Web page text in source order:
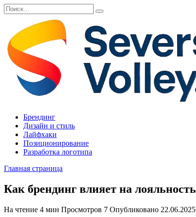
Перейти
к
содержанию
Search
for:
Брендинг
Дизайн и стиль
Лайфхаки
Позиционирование
Разработка логотипа
Главная страница
Как брендинг влияет на лояльность
На чтение 4 мин Просмотров 7 Опубликовано 22.06.2025